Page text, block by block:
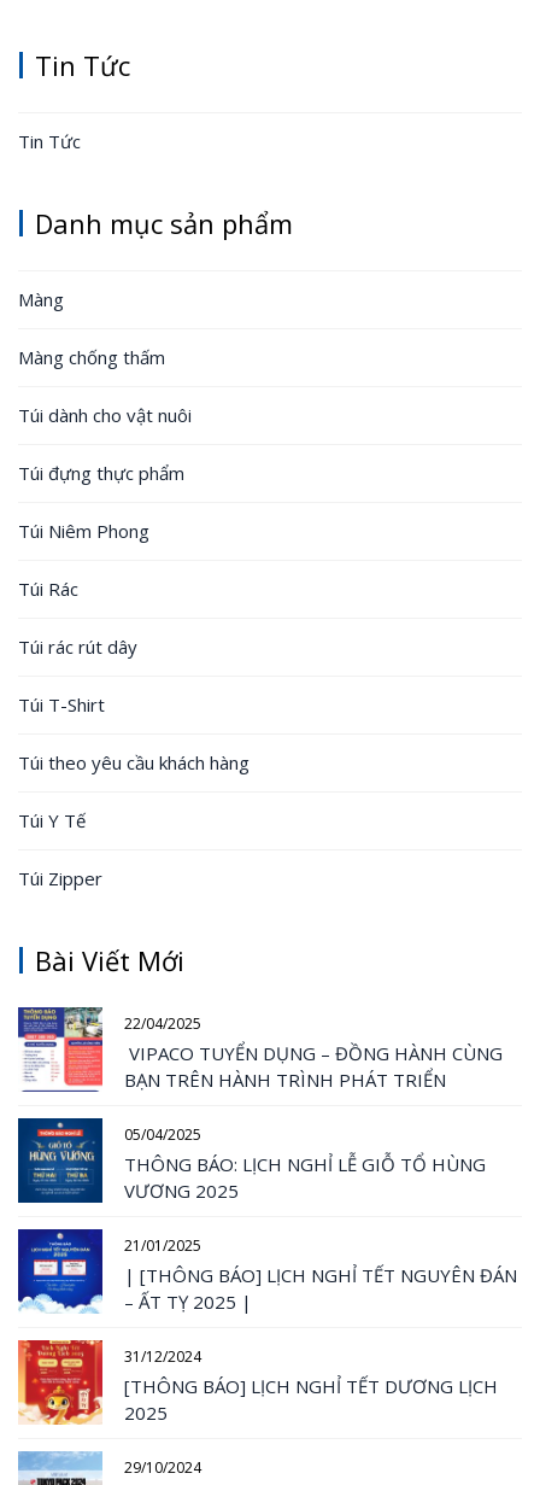
Tin Tức
Tin Tức
Danh mục sản phẩm
Màng
Màng chống thấm
Túi dành cho vật nuôi
Túi đựng thực phẩm
Túi Niêm Phong
Túi Rác
Túi rác rút dây
Túi T-Shirt
Túi theo yêu cầu khách hàng
Túi Y Tế
Túi Zipper
Bài Viết Mới
22/04/2025
VIPACO TUYỂN DỤNG – ĐỒNG HÀNH CÙNG
BẠN TRÊN HÀNH TRÌNH PHÁT TRIỂN
05/04/2025
THÔNG BÁO: LỊCH NGHỈ LỄ GIỖ TỔ HÙNG
VƯƠNG 2025
21/01/2025
| [THÔNG BÁO] LỊCH NGHỈ TẾT NGUYÊN ĐÁN
– ẤT TỴ 2025 |
31/12/2024
[THÔNG BÁO] LỊCH NGHỈ TẾT DƯƠNG LỊCH
2025
29/10/2024